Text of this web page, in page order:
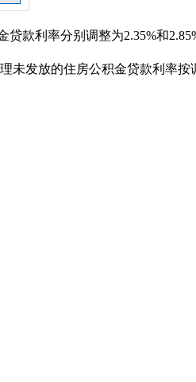
款利率分别调整为2.35%和
未发放的住房公积金贷款利率